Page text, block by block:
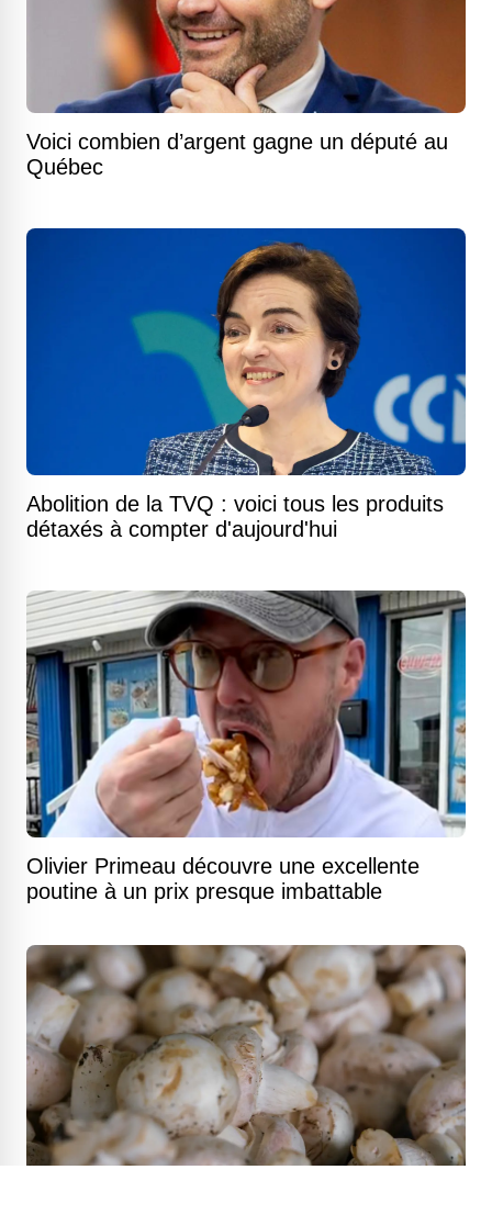
Voici combien d’argent gagne un député au
Québec
Abolition de la TVQ : voici tous les produits
détaxés à compter d'aujourd'hui
Olivier Primeau découvre une excellente
poutine à un prix presque imbattable